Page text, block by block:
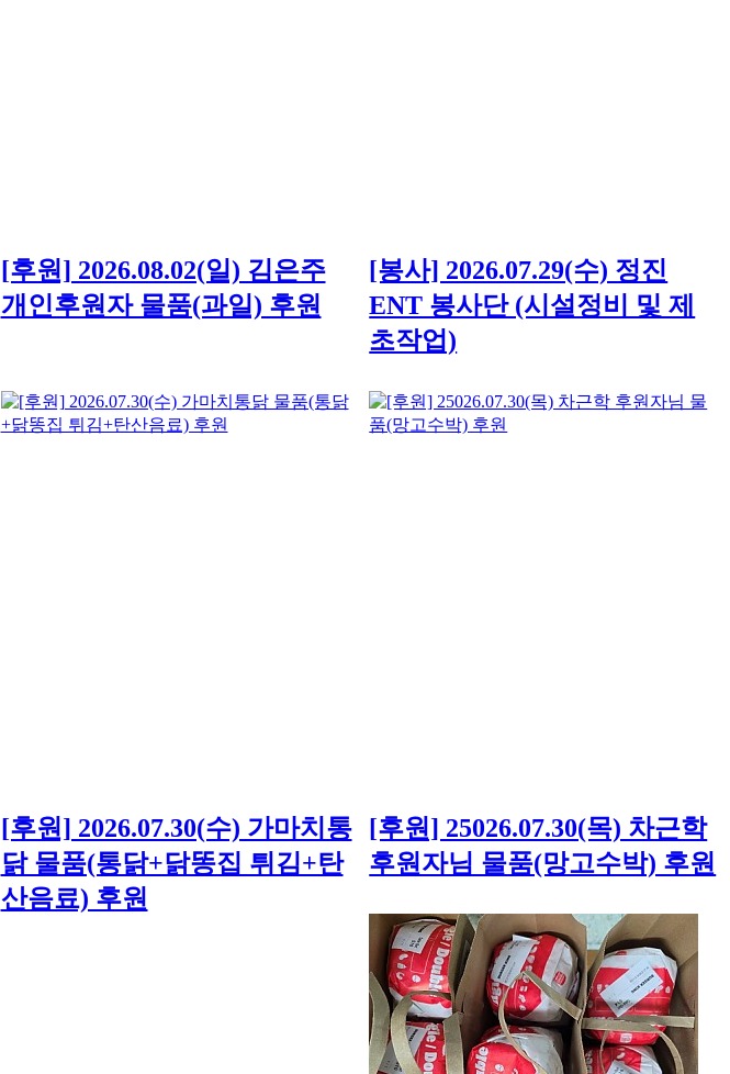
[후원] 2026.08.02(일) 김은주
개인후원자 물품(과일) 후원
[봉사] 2026.07.29(수) 정진
ENT 봉사단 (시설정비 및 제
초작업)
[후원] 2026.07.30(수) 가마치통
닭 물품(통닭+닭똥집 튀김+탄
산음료) 후원
[후원] 25026.07.30(목) 차근학
후원자님 물품(망고수박) 후원